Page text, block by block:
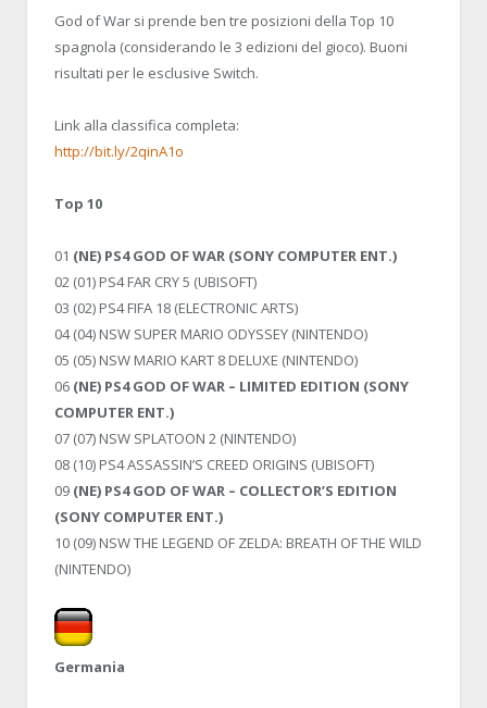
God of War si prende ben tre posizioni della Top 10
spagnola (considerando le 3 edizioni del gioco). Buoni
risultati per le esclusive Switch.
Link alla classifica completa:
http://bit.ly/2qinA1o
Top 10
01 (NE) PS4 GOD OF WAR (SONY COMPUTER ENT.)
02 (01) PS4 FAR CRY 5 (UBISOFT)
03 (02) PS4 FIFA 18 (ELECTRONIC ARTS)
04 (04) NSW SUPER MARIO ODYSSEY (NINTENDO)
05 (05) NSW MARIO KART 8 DELUXE (NINTENDO)
06 (NE) PS4 GOD OF WAR – LIMITED EDITION (SONY
COMPUTER ENT.)
07 (07) NSW SPLATOON 2 (NINTENDO)
08 (10) PS4 ASSASSIN’S CREED ORIGINS (UBISOFT)
09 (NE) PS4 GOD OF WAR – COLLECTOR’S EDITION
(SONY COMPUTER ENT.)
10 (09) NSW THE LEGEND OF ZELDA: BREATH OF THE WILD
(NINTENDO)
Germania